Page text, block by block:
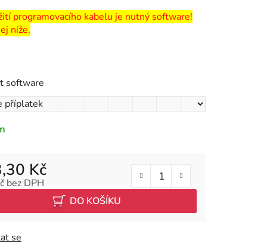
programovacího kabelu je nutný software!
níže.
software
Kč
bez DPH
DO KOŠÍKU
se